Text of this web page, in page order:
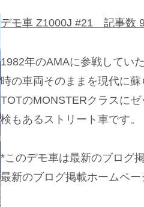
デモ車 Z1000J #21 記事数
1982年のAMAに参戦してい
時の車両そのままを現代に蘇
TOTのMONSTERクラスに
検もあるストリート車です。
*このデモ車は最新のブログ
最新のブログ掲載ホームペー